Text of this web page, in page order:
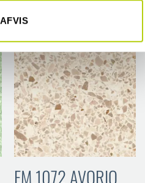
AFVIS
EM 1072 AVORIO